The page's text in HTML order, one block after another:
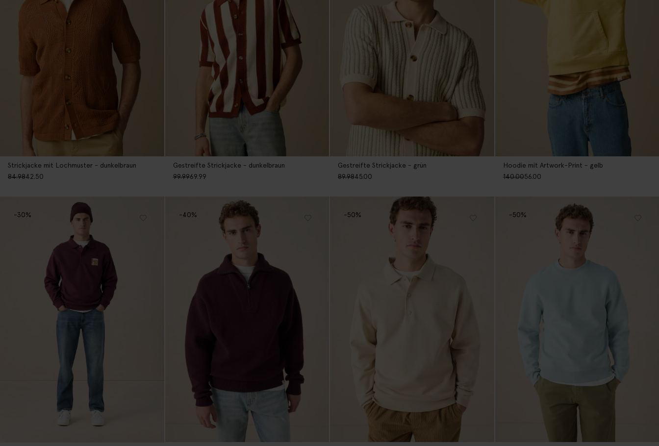
Strickjacke mit Lochmuster - dunkelbraun
84.9842.50
Gestreifte Strickjacke - dunkelbraun
99.9969.99
Gestreifte Strickjacke - grün
89.9845.00
Hoodie mit Artwork-Print - gelb
140.0056.00
-30% -40% -50% -50%